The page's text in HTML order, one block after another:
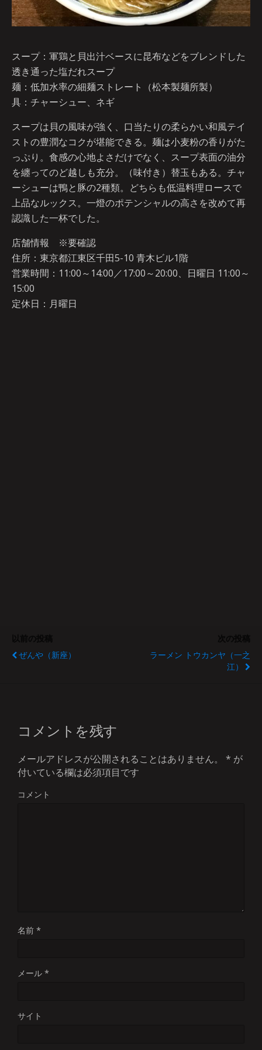
スープ：軍鶏と貝出汁ベースに昆布などをブレンドした
透き通った塩だれスープ
麺：低加水率の細麺ストレート（松本製麺所製）
具：チャーシュー、ネギ
スープは貝の風味が強く、口当たりの柔らかい和風テイ
ストの豊潤なコクが堪能できる。麺は小麦粉の香りがた
っぷり。食感の心地よさだけでなく、スープ表面の油分
を纏ってのど越しも充分。（味付き）替玉もある。チャ
ーシューは鴨と豚の2種類。どちらも低温料理ロースで
上品なルックス。一燈のポテンシャルの高さを改めて再
認識した一杯でした。
店舗情報 ※要確認
住所：東京都江東区千田5-10 青木ビル1階
営業時間：11:00～14:00／17:00～20:00、日曜日 11:00～
15:00
定休日：月曜日
ぜんや（新座）
ラーメン トウカンヤ（一之
江）
コメントを残す
メールアドレスが公開されることはありません。 * が
付いている欄は必須項目です
コメント
名前 *
メール *
サイト